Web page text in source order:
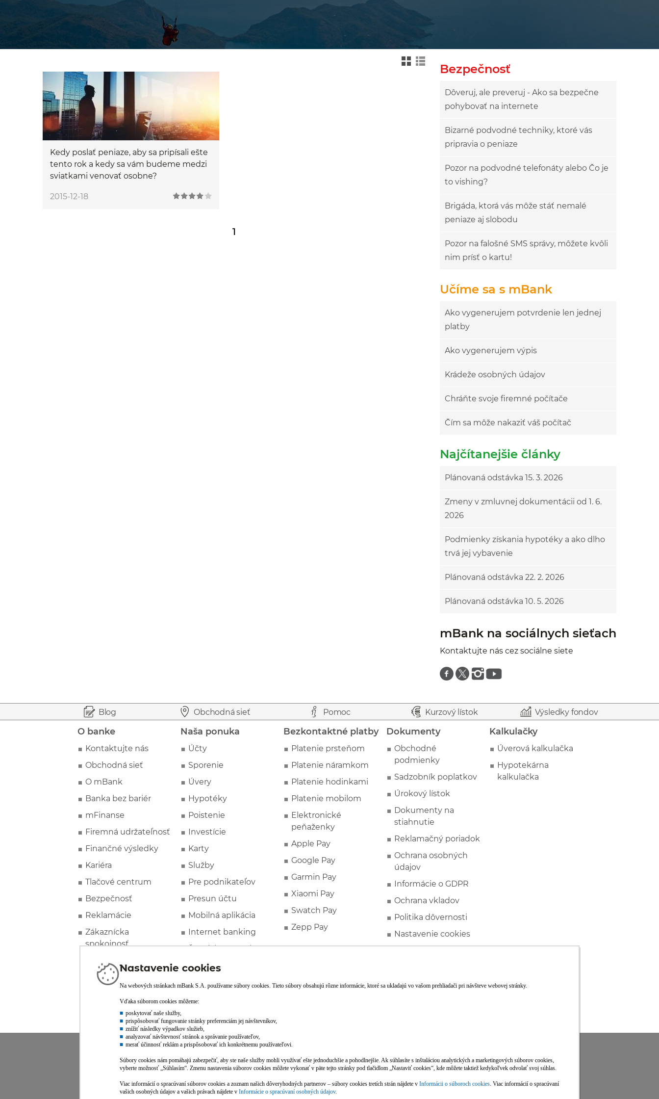
Kedy poslať peniaze, aby sa pripísali ešte
tento rok a kedy sa vám budeme medzi
sviatkami venovať osobne?
2015-12-18
1
Bezpečnosť
Dôveruj, ale preveruj - Ako sa bezpečne
pohybovať na internete
Bizarné podvodné techniky, ktoré vás
pripravia o peniaze
Pozor na podvodné telefonáty alebo Čo je
to vishing?
Brigáda, ktorá vás môže stáť nemalé
peniaze aj slobodu
Pozor na falošné SMS správy, môžete kvôli
nim prísť o kartu!
Učíme sa s mBank
Ako vygenerujem potvrdenie len jednej
platby
Ako vygenerujem výpis
Krádeže osobných údajov
Chráňte svoje firemné počítače
Čím sa môže nakaziť váš počítač
Najčítanejšie články
Plánovaná odstávka 15. 3. 2026
Zmeny v zmluvnej dokumentácii od 1. 6.
2026
Podmienky získania hypotéky a ako dlho
trvá jej vybavenie
Plánovaná odstávka 22. 2. 2026
Plánovaná odstávka 10. 5. 2026
mBank na sociálnych sieťach
Kontaktujte nás cez sociálne siete
Znajdź nas na facebooku
Znajdź nas na twitterze
Znajdź nas na instagramie
Znajdź nas na youtube
Blog Obchodná sieť Pomoc Kurzový lístok Výsledky fondov
O banke
Kontaktujte nás
Obchodná sieť
O mBank
Banka bez bariér
mFinanse
Firemná udržateľnosť
Finančné výsledky
Kariéra
Tlačové centrum
Bezpečnosť
Reklamácie
Zákaznícka
spokojnosť
Naša ponuka
Účty
Sporenie
Úvery
Hypotéky
Poistenie
Investície
Karty
Služby
Pre podnikateľov
Presun účtu
Mobilná aplikácia
Internet banking
Špeciálne ponuky
Bezkontaktné platby
Platenie prsteňom
Platenie náramkom
Platenie hodinkami
Platenie mobilom
Elektronické
peňaženky
Apple Pay
Google Pay
Garmin Pay
Xiaomi Pay
Swatch Pay
Zepp Pay
Dokumenty
Obchodné
podmienky
Sadzobník poplatkov
Úrokový lístok
Dokumenty na
stiahnutie
Reklamačný poriadok
Ochrana osobných
údajov
Informácie o GDPR
Ochrana vkladov
Politika dôvernosti
Nastavenie cookies
Kalkulačky
Úverová kalkulačka
Hypotekárna
kalkulačka
Viac informácií